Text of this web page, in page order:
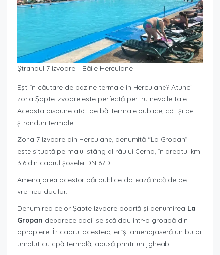
Ștrandul 7 Izvoare – Băile Herculane
Ești în căutare de bazine termale în Herculane? Atunci
zona Șapte Izvoare este perfectă pentru nevoile tale.
Aceasta dispune atât de băi termale publice, cât și de
ștranduri termale.
Zona 7 Izvoare din Herculane, denumită “La Gropan”
este situată pe malul stâng al râului Cerna, în dreptul km
3.6 din cadrul șoselei DN 67D.
Amenajarea acestor băi publice datează încă de pe
vremea dacilor.
Denumirea celor Șapte Izvoare poartă și denumirea La
Gropan deoarece dacii se scăldau într-o groapă din
apropiere. În cadrul acesteia, ei își amenajaseră un butoi
umplut cu apă termală, adusă printr-un jgheab.